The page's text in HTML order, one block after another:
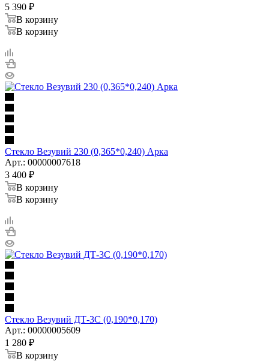
5 390 ₽
В корзину
В корзину
Стекло Везувий 230 (0,365*0,240) Арка
Арт.: 00000007618
3 400 ₽
В корзину
В корзину
Стекло Везувий ДТ-3С (0,190*0,170)
Арт.: 00000005609
1 280 ₽
В корзину